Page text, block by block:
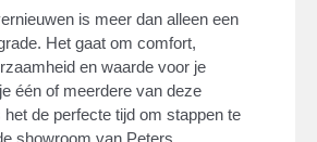
is meer dan alleen een
Het gaat om comfort,
en waarde voor je
één of meerdere van deze
de perfecte tijd om stappen te